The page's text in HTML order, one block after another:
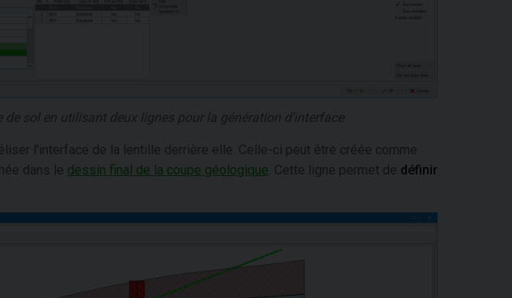
de sol en utilisant deux lignes pour la génération d'interface
l'interface de la lentille derrière elle. Celle-ci peut être créée comme
dans le dessin final de la coupe géologique . Cette ligne permet de définir